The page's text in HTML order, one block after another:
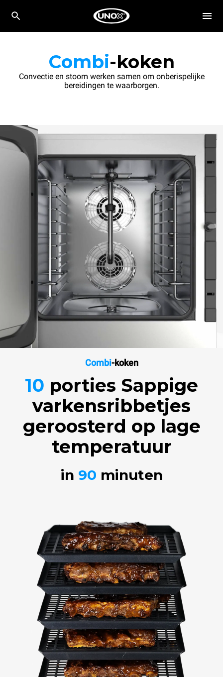
Combi-koken
Convectie en stoom werken samen om onberispelijke
bereidingen te waarborgen.
Combi-koken
10 porties Sappige
varkensribbetjes
geroosterd op lage
temperatuur
in 90 minuten